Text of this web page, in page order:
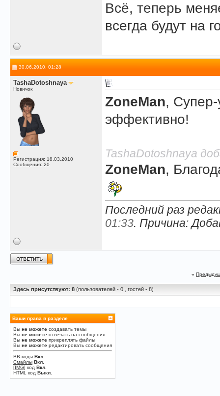
Всё, теперь
всегда будут на
30.06.2010, 01:28
TashaDotoshnaya
Новичок
Регистрация: 18.03.2010
Сообщения: 20
ZoneMan,
эффективно!
TashaDotoshnaya
ZoneMan,
Последний раз
01:33. Причина:
«
Здесь присутствуют: 8 (пользователей - 0 , гостей - 8)
Ваши права в разделе
Вы не можете создавать темы
Вы не можете отвечать на сообщения
Вы не можете прикреплять файлы
Вы не можете редактировать сообщения
BB-коды Вкл.
Смайлы Вкл.
[IMG] код Вкл.
HTML код Выкл.